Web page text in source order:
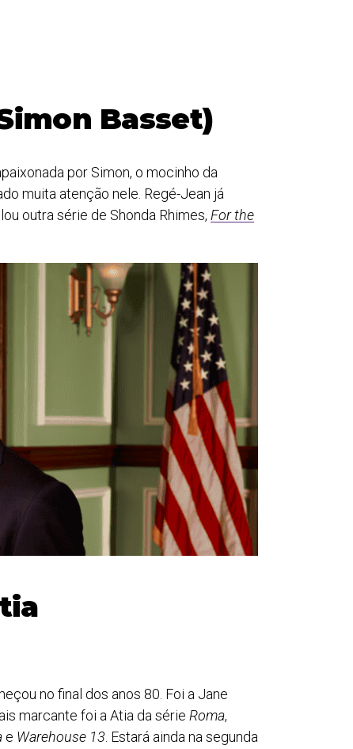
Basset)
por Simon, o mocinho da
muita atenção nele. Regé-Jean já
outra série de Shonda Rhimes, For the
no final dos anos 80. Foi a Jane
marcante foi a Atia da série Roma,
e Warehouse 13. Estará ainda na segunda